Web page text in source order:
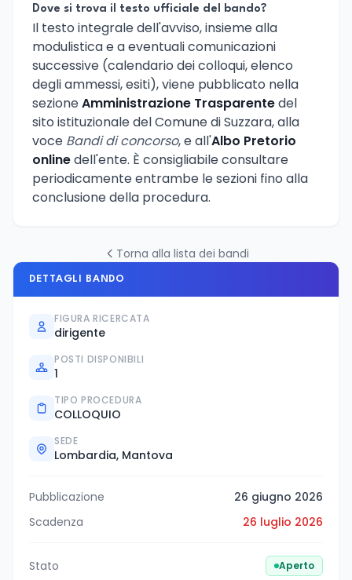
Dove si trova il testo ufficiale del bando?
Il testo integrale dell'avviso, insieme alla
modulistica e a eventuali comunicazioni
successive (calendario dei colloqui, elenco
degli ammessi, esiti), viene pubblicato nella
sezioneAmministrazione Trasparentedel
sito istituzionale del Comune di Suzzara, alla
voce Bandi di concorso, e all'Albo Pretorio
onlinedell'ente. È consigliabile consultare
periodicamente entrambe le sezioni fino alla
conclusione della procedura.
Torna alla lista dei bandi
DETTAGLI BANDO
FIGURA RICERCATA
dirigente
POSTI DISPONIBILI
1
TIPO PROCEDURA
COLLOQUIO
SEDE
Lombardia, Mantova
Pubblicazione
26 giugno 2026
Scadenza
26 luglio 2026
Stato Aperto